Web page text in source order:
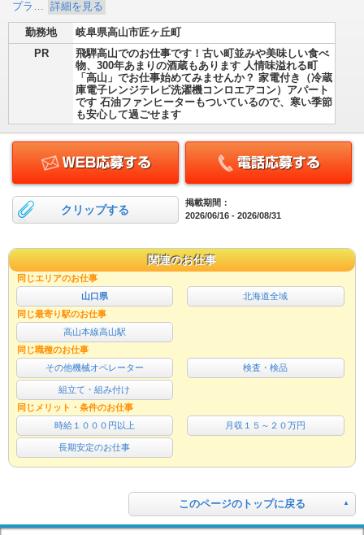
プラ…
詳細を見る
勤務地
岐阜県高山市匠ヶ丘町
PR
飛騨高山でのお仕事です！古い町並みや美味しい食べ
物、300年あまりの酒蔵もあります 人情味溢れる町
「高山」でお仕事始めてみませんか？ 家電付き（冷蔵
庫電子レンジテレビ洗濯機コンロエアコン）アパート
です 石油ファンヒーターもついているので、寒い季節
も安心して過ごせます
クリップする
掲載期間：
2026/06/16 - 2026/08/31
関連のお仕事
同じエリアのお仕事
山口県
北海道全域
同じ最寄り駅のお仕事
高山本線高山駅
同じ職種のお仕事
その他機械オペレーター
検査・検品
組立て・組み付け
同じメリット・条件のお仕事
時給１０００円以上
月収１５～２０万円
長期安定のお仕事
このページのトップに戻る